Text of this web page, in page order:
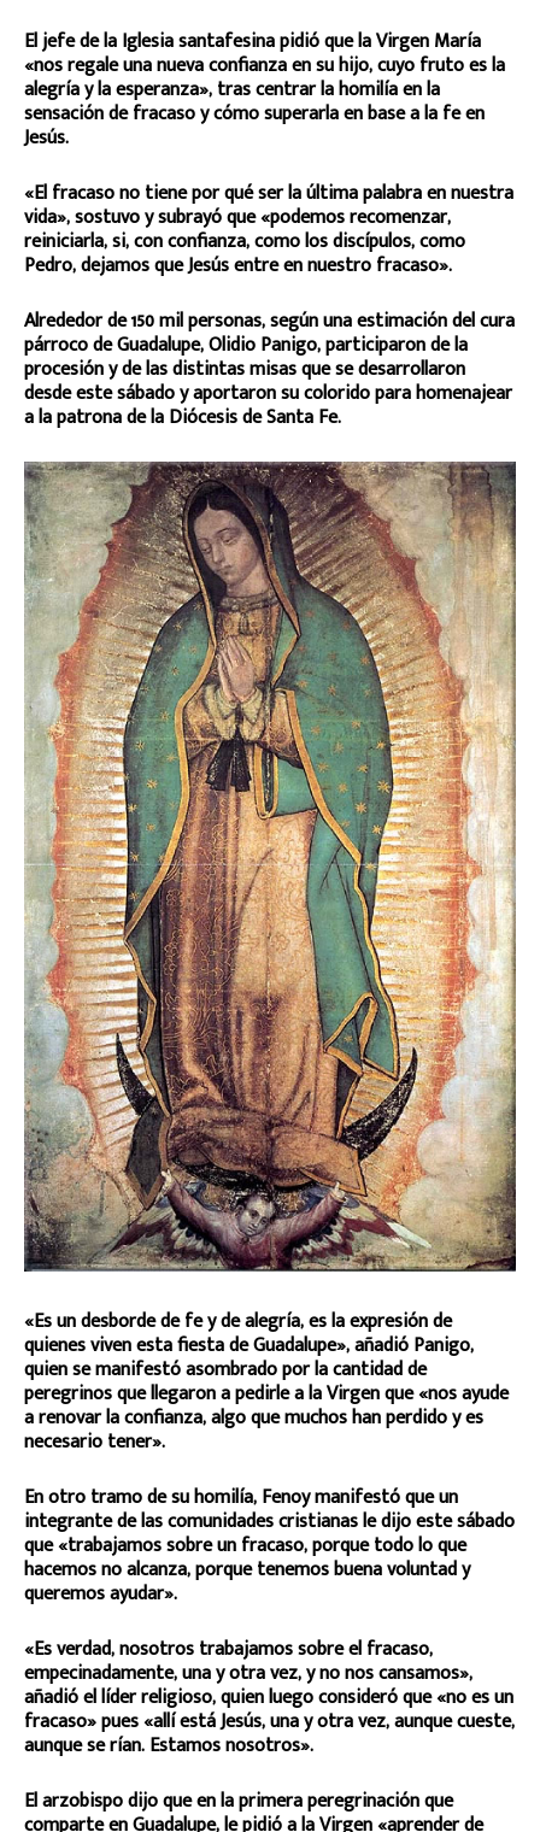
El jefe de la Iglesia santafesina pidió que la Virgen María
«nos regale una nueva confianza en su hijo, cuyo fruto es la
alegría y la esperanza», tras centrar la homilía en la
sensación de fracaso y cómo superarla en base a la fe en
Jesús.
«El fracaso no tiene por qué ser la última palabra en nuestra
vida», sostuvo y subrayó que «podemos recomenzar,
reiniciarla, si, con confianza, como los discípulos, como
Pedro, dejamos que Jesús entre en nuestro fracaso».
Alrededor de 150 mil personas, según una estimación del cura
párroco de Guadalupe, Olidio Panigo, participaron de la
procesión y de las distintas misas que se desarrollaron
desde este sábado y aportaron su colorido para homenajear
a la patrona de la Diócesis de Santa Fe.
«Es un desborde de fe y de alegría, es la expresión de
quienes viven esta fiesta de Guadalupe», añadió Panigo,
quien se manifestó asombrado por la cantidad de
peregrinos que llegaron a pedirle a la Virgen que «nos ayude
a renovar la confianza, algo que muchos han perdido y es
necesario tener».
En otro tramo de su homilía, Fenoy manifestó que un
integrante de las comunidades cristianas le dijo este sábado
que «trabajamos sobre un fracaso, porque todo lo que
hacemos no alcanza, porque tenemos buena voluntad y
queremos ayudar».
«Es verdad, nosotros trabajamos sobre el fracaso,
empecinadamente, una y otra vez, y no nos cansamos»,
añadió el líder religioso, quien luego consideró que «no es un
fracaso» pues «allí está Jesús, una y otra vez, aunque cueste,
aunque se rían. Estamos nosotros».
El arzobispo dijo que en la primera peregrinación que
comparte en Guadalupe, le pidió a la Virgen «aprender de